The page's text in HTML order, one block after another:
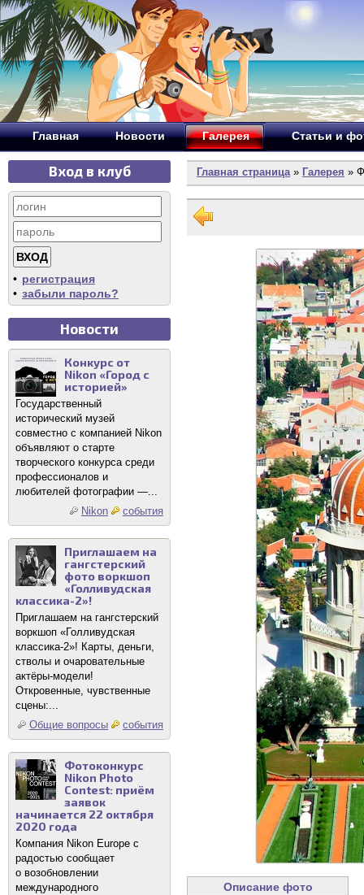
Главная Новости Галерея Статьи и
Вход в клуб
• регистрация
• забыли пароль?
Новости
Конкурс от
Nikon «Город с
историей»
Государственный
исторический музей
совместно с компанией Nikon
объявляют о старте
творческого конкурса среди
профессионалов и
любителей фотографии —...
Nikon
события
Приглашаем на
гангстерский
фото воркшоп
«Голливудская
классика-2»!
Приглашаем на гангстерский
воркшоп «Голливудская
классика-2»! Карты, деньги,
стволы и очаровательные
актёры-модели!
Откровенные, чувственные
сцены:...
Общие вопросы
события
Фотоконкурс
Nikon Photo
Contest: приём
заявок
начинается 22 октября
2020 года
Компания Nikon Europe с
радостью сообщает
о возобновлении
международного
Главная страница» Галерея »
Описание фото